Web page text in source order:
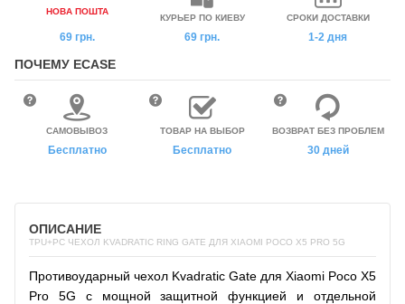
НОВА ПОШТА
69 грн.
КУРЬЕР ПО КИЕВУ
69 грн.
СРОКИ ДОСТАВКИ
1-2 дня
ПОЧЕМУ ECASE
САМОВЫВОЗ
Бесплатно
ТОВАР НА ВЫБОР
Бесплатно
ВОЗВРАТ БЕЗ ПРОБЛЕМ
30 дней
ОПИСАНИЕ
TPU+PC ЧЕХОЛ KVADRATIC RING GATE ДЛЯ XIAOMI POCO X5 PRO 5G
Противоударный чехол Kvadratic Gate для Xiaomi Poco X5
Pro 5G с мощной защитной функцией и отдельной